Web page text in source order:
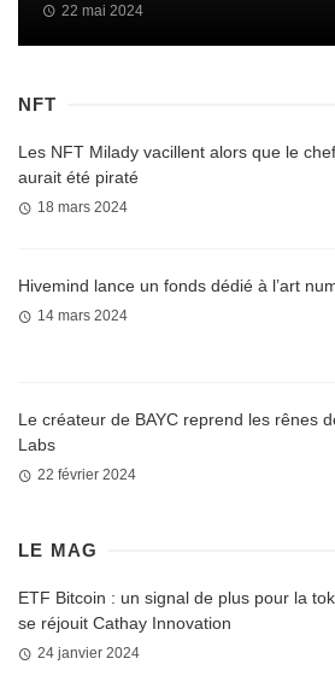
22 mai 2024
NFT
Les NFT Milady vacillent alors que le
aurait été piraté
18 mars 2024
Hivemind lance un fonds dédié à l’art
14 mars 2024
Le créateur de BAYC reprend les rênes
Labs
22 février 2024
LE MAG
ETF Bitcoin : un signal de plus pour la
se réjouit Cathay Innovation
24 janvier 2024